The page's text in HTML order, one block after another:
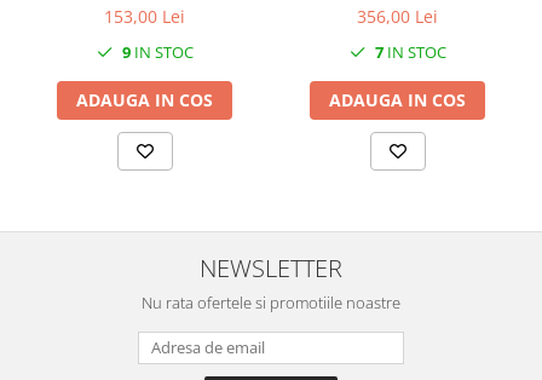
153,00 Lei
9IN STOC
ADAUGA IN COS
356,00 Lei
7IN STOC
ADAUGA IN COS
NEWSLETTER
Nu rata ofertele si promotiile noastre